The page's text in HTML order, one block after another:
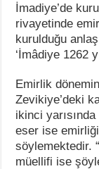
İmadiye’de
rivayetinde
kurulduğu
‘İmâdiye 1262
Emirlik
Zevikiye’deki
ikinci
eser ise
söylemektedir.
müellifi ise